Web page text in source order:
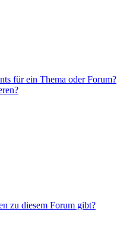
für ein Thema oder Forum?
zu diesem Forum gibt?